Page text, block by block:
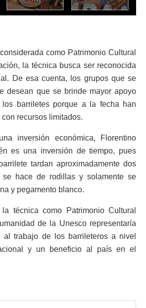
como Patrimonio Cultural
la técnica busca ser reconocida
De esa cuenta, los grupos que se
desean que se brinde mayor apoyo
los barriletes porque a la fecha han
recursos limitados.
inversión económica, Florentino
es una inversión de tiempo, pues
tardan aproximadamente dos
se hace de rodillas y solamente se
y pegamento blanco.
técnica como Patrimonio Cultural
de la Unesco representaría
al trabajo de los barrileteros a nivel
y un beneficio al país en el